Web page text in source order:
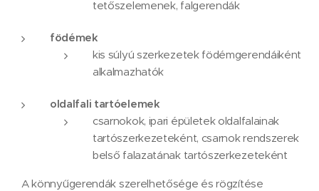
tetőszelemenek, falgerendák
födémek
kis súlyú szerkezetek födémgerendáiként
alkalmazhatók
oldalfali tartóelemek
csarnokok, ipari épületek oldalfalainak
tartószerkezeteként, csarnok rendszerek
belső falazatának tartószerkezeteként
A könnyűgerendák szerelhetősége és rögzítése